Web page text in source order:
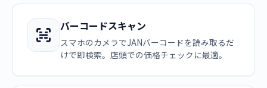
バーコードスキャン
スマホのカメラでJANバーコードを読み取るだ
けで即検索。店頭での価格チェックに最適。